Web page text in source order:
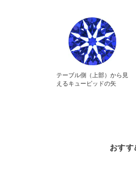
テーブル側（上部）から見
えるキューピッドの矢
おす